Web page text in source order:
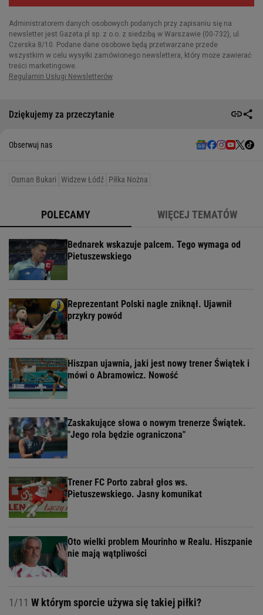
Dziękujemy za przeczytanie
Obserwuj nas
Osman Bukari Widzew Łódź Piłka Nożna
POLECAMY WIĘCEJ TEMATÓW
Bednarek wskazuje palcem. Tego wymaga od
Pietuszewskiego
Reprezentant Polski nagle zniknął. Ujawnił
przykry powód
Hiszpan ujawnia, jaki jest nowy trener Świątek i
mówi o Abramowicz. Nowość
Zaskakujące słowa o nowym trenerze Świątek.
"Jego rola będzie ograniczona"
Trener FC Porto zabrał głos ws.
Pietuszewskiego. Jasny komunikat
Oto wielki problem Mourinho w Realu. Hiszpanie
nie mają wątpliwości
1/11 W którym sporcie używa się takiej piłki?